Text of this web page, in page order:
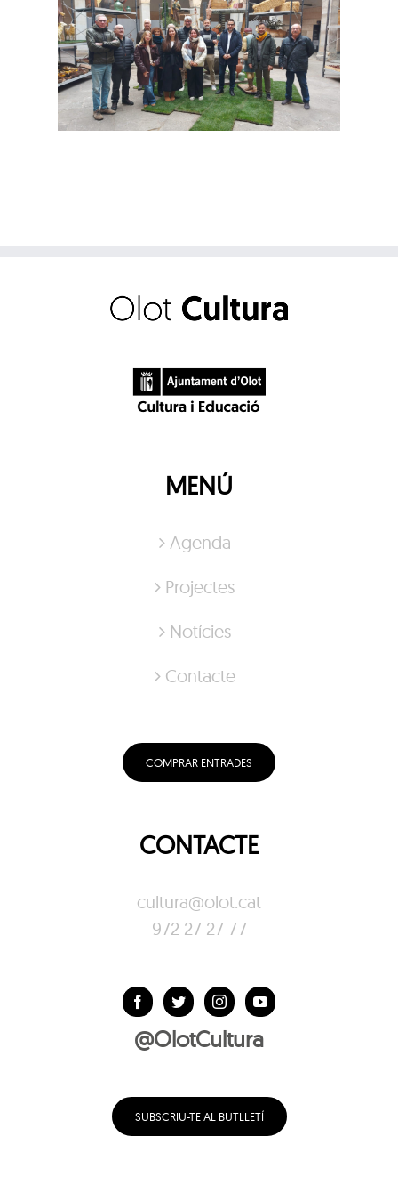
MENÚ
Agenda
Projectes
Notícies
Contacte
COMPRAR ENTRADES
CONTACTE
cultura@olot.cat
972 27 27 77
@OlotCultura
SUBSCRIU-TE AL BUTLLETÍ